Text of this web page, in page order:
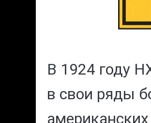
В 1924 году
в свои ряды